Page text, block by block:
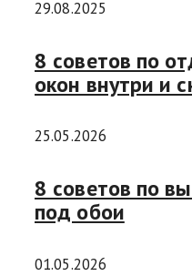
29.08.2025
8 советов по
окон внутри и
25.05.2026
8 советов по
под обои
01.05.2026